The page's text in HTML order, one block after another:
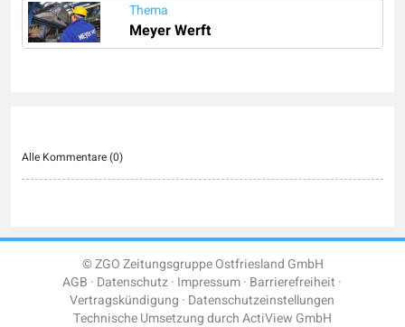
Thema
Meyer Werft
Alle Kommentare (0)
© ZGO Zeitungsgruppe Ostfriesland GmbH
AGB Datenschutz Impressum Barrierefreiheit
Vertragskündigung Datenschutzeinstellungen
Technische Umsetzung durchActiView GmbH